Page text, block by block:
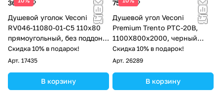
36 210 ₽
Душевой уголок Veconi
RV046-11080-01-C5 110х80
прямоугольный, без поддона,
прозрачное стекло, хром
Скидка 10% в подарок!
Арт. 17435
В корзину
75 196 ₽
Душевой угол Veconi
Premium Trento PTC-20B,
1100Х800x2000, черный
матовый, стекло прозрачное
Скидка 10% в подарок!
Арт. 26289
В корзину